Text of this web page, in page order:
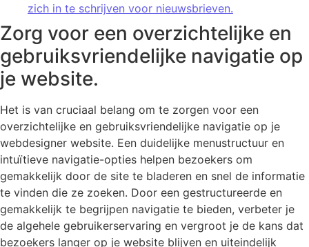
zich in te schrijven voor nieuwsbrieven.
Zorg voor een overzichtelijke en
gebruiksvriendelijke navigatie op
je website.
Het is van cruciaal belang om te zorgen voor een
overzichtelijke en gebruiksvriendelijke navigatie op je
webdesigner website. Een duidelijke menustructuur en
intuïtieve navigatie-opties helpen bezoekers om
gemakkelijk door de site te bladeren en snel de informatie
te vinden die ze zoeken. Door een gestructureerde en
gemakkelijk te begrijpen navigatie te bieden, verbeter je
de algehele gebruikerservaring en vergroot je de kans dat
bezoekers langer op je website blijven en uiteindelijk